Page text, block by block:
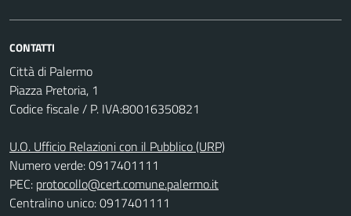
CONTATTI
Città di Palermo
Piazza Pretoria, 1
Codice fiscale / P. IVA:80016350821
U.O. Ufficio Relazioni con il Pubblico (URP)
Numero verde: 0917401111
PEC: protocollo@cert.comune.palermo.it
Centralino unico: 0917401111